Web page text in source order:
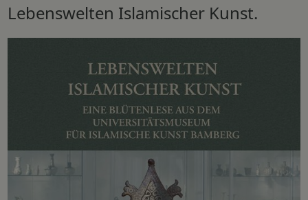
Lebenswelten Islamischer Kunst.